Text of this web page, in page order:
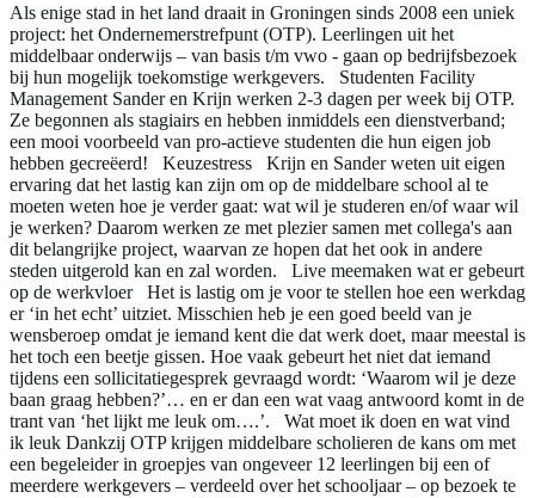
Als enige stad in het land draait in Groningen sinds 2008 een uniek
project: het Ondernemerstrefpunt (OTP). Leerlingen uit het
middelbaar onderwijs – van basis t/m vwo - gaan op bedrijfsbezoek
bij hun mogelijk toekomstige werkgevers. Studenten Facility
Management Sander en Krijn werken 2-3 dagen per week bij OTP.
Ze begonnen als stagiairs en hebben inmiddels een dienstverband;
een mooi voorbeeld van pro-actieve studenten die hun eigen job
hebben gecreëerd! Keuzestress Krijn en Sander weten uit eigen
ervaring dat het lastig kan zijn om op de middelbare school al te
moeten weten hoe je verder gaat: wat wil je studeren en/of waar wil
je werken? Daarom werken ze met plezier samen met collega's aan
dit belangrijke project, waarvan ze hopen dat het ook in andere
steden uitgerold kan en zal worden. Live meemaken wat er gebeurt
op de werkvloer Het is lastig om je voor te stellen hoe een werkdag
er ‘in het echt’ uitziet. Misschien heb je een goed beeld van je
wensberoep omdat je iemand kent die dat werk doet, maar meestal is
het toch een beetje gissen. Hoe vaak gebeurt het niet dat iemand
tijdens een sollicitatiegesprek gevraagd wordt: ‘Waarom wil je deze
baan graag hebben?’… en er dan een wat vaag antwoord komt in de
trant van ‘het lijkt me leuk om….’. Wat moet ik doen en wat vind
ik leuk Dankzij OTP krijgen middelbare scholieren de kans om met
een begeleider in groepjes van ongeveer 12 leerlingen bij een of
meerdere werkgevers – verdeeld over het schooljaar – op bezoek te